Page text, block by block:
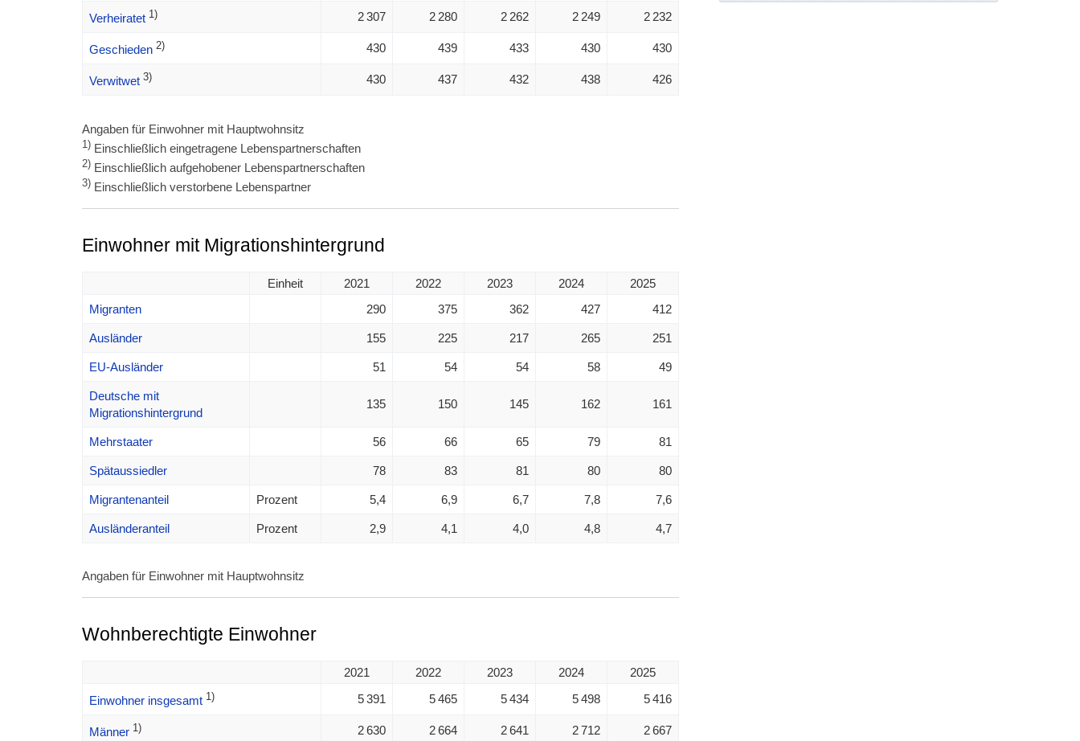
Verheiratet 1) 2 307 2 280 2 262 2 249 2 232
Geschieden 2) 430 439 433 430 430
Verwitwet 3) 430 437 432 438 426
Angaben für Einwohner mit Hauptwohnsitz
1) Einschließlich eingetragene Lebenspartnerschaften
2) Einschließlich aufgehobener Lebenspartnerschaften
3) Einschließlich verstorbene Lebenspartner
Einwohner mit Migrationshintergrund
Einheit 2021 2022 2023 2024
2025
Migranten
290 375 362 427 412
Ausländer 155 225 217 265 251
EU-Ausländer 51 54 54 58 49
Deutsche mit
Migrationshintergrund
135 150 145 162 161
Mehrstaater 56 66 65 79 81
Spätaussiedler 78 83 81 80 80
Migrantenanteil Prozent 5,4 6,9 6,7 7,8 7,6
Ausländeranteil Prozent 2,9 4,1 4,0 4,8 4,7
Angaben für Einwohner mit Hauptwohnsitz
Wohnberechtigte Einwohner
2021 2022 2023 2024 2025
Einwohner insgesamt 1) 5 391 5 465 5 434 5 498 5 416
Männer 1) 2 630 2 664 2 641 2 712 2 667